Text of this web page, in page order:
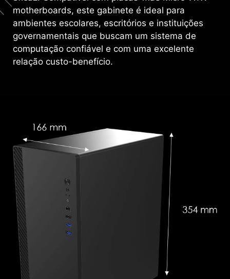
motherboards, este gabinete é ideal para
ambientes escolares, escritórios e instituições
governamentais que buscam um sistema de
computação confiável e com uma excelente
relação custo-benefício.